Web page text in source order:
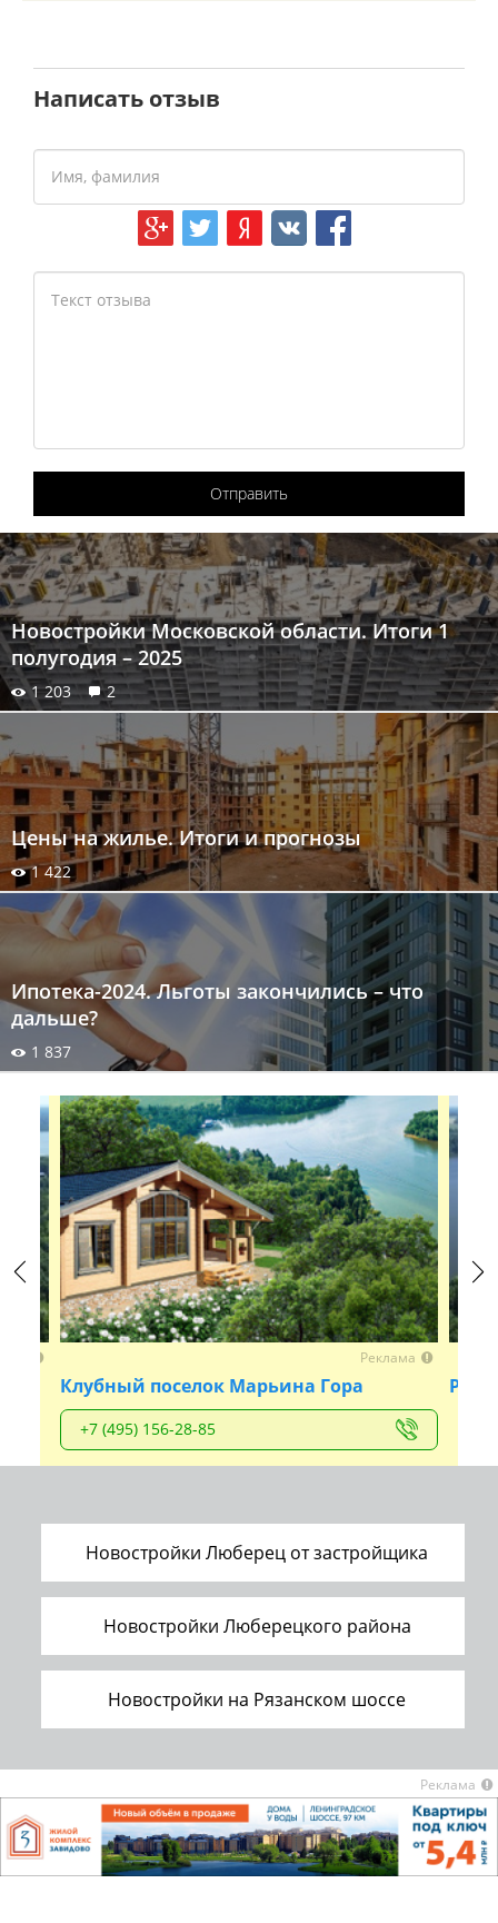
Написать отзыв
Отправить
Новостройки Московской области. Итоги 1
полугодия – 2025
1 203 2
Цены на жилье. Итоги и прогнозы
1 422
Ипотека-2024. Льготы закончились – что
дальше?
1 837
Previous
Реклама
Клубный поселок Марьина Гора
+7 (495) 156-28-85
Новостройки Люберец от застройщика
Новостройки Люберецкого района
Новостройки на Рязанском шоссе
Реклама